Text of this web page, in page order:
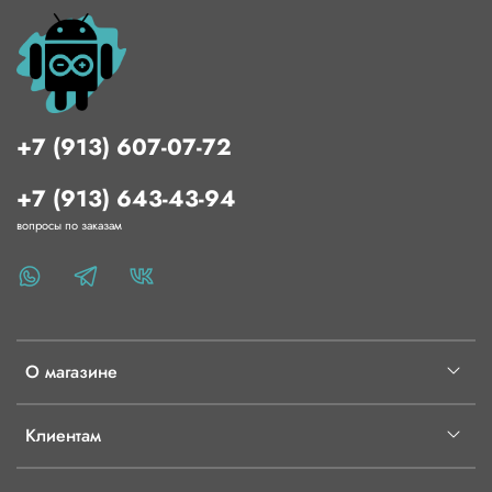
дополнительные функции (см. рисунок 1).
Рисунок 1. Назначение выводов NodeMcu
В-третьих, на данной плате установлена прошивка, которая
может интерпретировать команды скриптового языка Lua.
О магазине
Клиентам
+7 (913) 607-07-72
+7 (913) 643-43-94
вопросы по заказам